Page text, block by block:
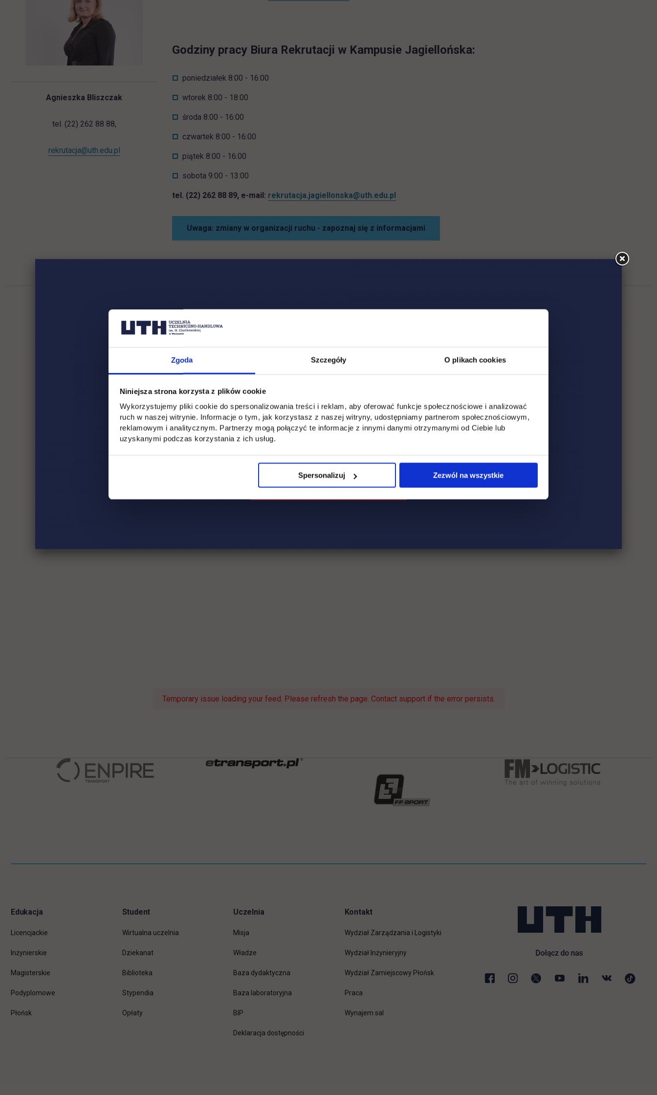
Zgoda Szczegóły O plikach cookies
Niniejsza strona korzysta z plików cookie
Wykorzystujemy pliki cookie do spersonalizowania treści i reklam, aby oferować funkcje społecznościowe i analizować
ruch w naszej witrynie. Informacje o tym, jak korzystasz z naszej witryny, udostępniamy partnerom społecznościowym,
reklamowym i analitycznym. Partnerzy mogą połączyć te informacje z innymi danymi otrzymanymi od Ciebie lub
uzyskanymi podczas korzystania z ich usług.
Spersonalizuj Zezwól na wszystkie
Agnieszka Bliszczak
tel. (22) 262 88 88,
rekrutacja@uth.edu.pl
Godziny pracy Biura Rekrutacji w Kampusie Jagiellońska:
poniedziałek 8:00 - 16:00
wtorek 8:00 - 18:00
środa 8:00 - 16:00
czwartek 8:00 - 16:00
piątek 8:00 - 16:00
sobota 9:00 - 13:00
tel. (22) 262 88 89, e-mail: rekrutacja.jagiellonska@uth.edu.pl
Uwaga: zmiany w organizacji ruchu - zapoznaj się z informacjami
Social & media UTH
All
Temporary issue loading your feed. Please refresh the page. Contact support if the error persists.
Edukacja
Licencjackie
Inżynierskie
Magisterskie
Podyplomowe
Płońsk
Student
Wirtualna uczelnia
Dziekanat
Biblioteka
Stypendia
Opłaty
Uczelnia
Misja
Władze
Baza dydaktyczna
Baza laboratoryjna
BIP
Deklaracja dostępności
Kontakt
Wydział Zarządzania i Logistyki
Wydział Inżynieryjny
Wydział Zamiejscowy Płońsk
Pracalink otwiera się w nowej karcie
Wynajem sal